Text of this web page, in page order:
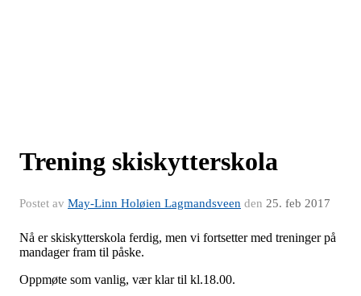
Trening skiskytterskola
Postet av May-Linn Holøien Lagmandsveen den 25. feb 2017
Nå er skiskytterskola ferdig, men vi fortsetter med treninger på
mandager fram til påske.
Oppmøte som vanlig, vær klar til kl.18.00.